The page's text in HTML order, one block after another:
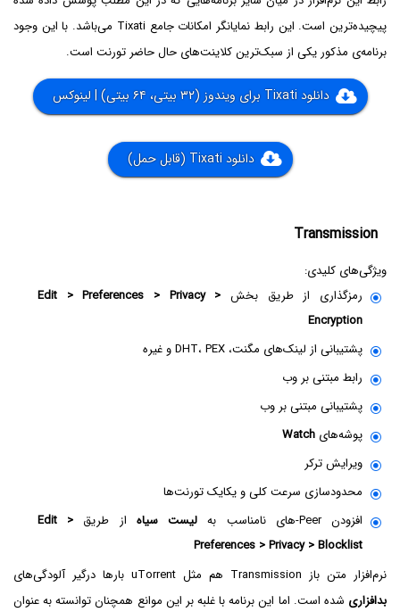
پیچیده‌ترین است. این رابط نمایانگر امکانات جامع Tixati می‌باشد. با این وجود
برنامه‌ی مذکور یکی از سبک‌ترین کلاینت‌های حال حاضر تورنت است.
دانلود Tixati برای ویندوز (۳۲ بیتی، ۶۴ بیتی) | لینوکس
دانلود Tixati (قابل حمل)
Transmission
ویژگی‌های کلیدی:
رمزگذاری از طریق بخش Edit > Preferences > Privacy >
Encryption
پشتیبانی از لینک‌های مگنت، DHT، PEX و غیره
رابط مبتنی بر وب
پشتیبانی مبتنی بر وب
پوشه‌های Watch
ویرایش ترکر
محدودسازی سرعت کلی و یکایک تورنت‌ها
افزودن Peer-های نامناسب به
لیست سیاه از طریق Edit >
Preferences > Privacy > Blocklist
نرم‌افزار متن باز Transmission هم مثل uTorrent بارها درگیر آلودگی‌های
بدافزاری شده است. اما این برنامه با غلبه بر این موانع همچنان توانسته به عنوان